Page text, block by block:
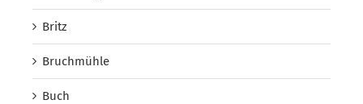
Britz
Bruchmühle
Buch